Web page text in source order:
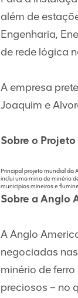
além de
Engenharia,
de rede lógica
A empresa
Joaquim e
Sobre o
Principal projeto mundial da
inclui uma mina de minério
municípios mineiros e
Sobre a Anglo
A Anglo
negociadas
minério de
preciosos – no